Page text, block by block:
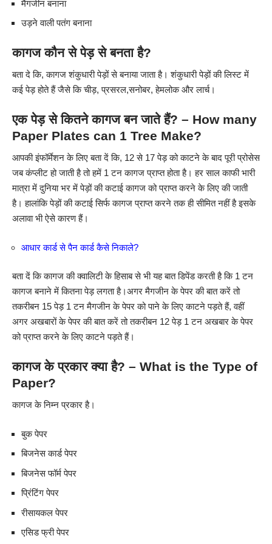
मैगजीन बनाना
उड़ने वाली पतंग बनाना
कागज कौन से पेड़ से बनता है?
बता दे कि, कागज शंकुधारी पेड़ों से बनाया जाता है। शंकुधारी पेड़ों की लिस्ट में
कई पेड़ होते हैं जैसे कि चीड़, प्रसरल,सनोबर, हेमलोक और लार्च।
एक पेड़ से कितने कागज बन जाते हैं? – How many
Paper Plates can 1 Tree Make?
आपकी इंफॉर्मेशन के लिए बता दें कि, 12 से 17 पेड़ को काटने के बाद पूरी प्रोसेस
जब कंप्लीट हो जाती है तो हमें 1 टन कागज प्राप्त होता है। हर साल काफी भारी
मात्रा में दुनिया भर में पेड़ों की कटाई कागज को प्राप्त करने के लिए की जाती
है। हालांकि पेड़ों की कटाई सिर्फ कागज प्राप्त करने तक ही सीमित नहीं है इसके
अलावा भी ऐसे कारण हैं।
आधार कार्ड से पैन कार्ड कैसे निकाले?
बता दें कि कागज की क्वालिटी के हिसाब से भी यह बात डिपेंड करती है कि 1 टन
कागज बनाने में कितना पेड़ लगता है।अगर मैगजीन के पेपर की बात करें तो
तकरीबन 15 पेड़ 1 टन मैगजीन के पेपर को पाने के लिए काटने पड़ते हैं, वहीं
अगर अखबारों के पेपर की बात करें तो तकरीबन 12 पेड़ 1 टन अखबार के पेपर
को प्राप्त करने के लिए काटने पड़ते हैं।
कागज के प्रकार क्या है? – What is the Type of
Paper?
कागज के निम्न प्रकार है।
बुक पेपर
बिजनेस कार्ड पेपर
बिजनेस फॉर्म पेपर
प्रिंटिंग पेपर
रीसायकल पेपर
एसिड फ्री पेपर